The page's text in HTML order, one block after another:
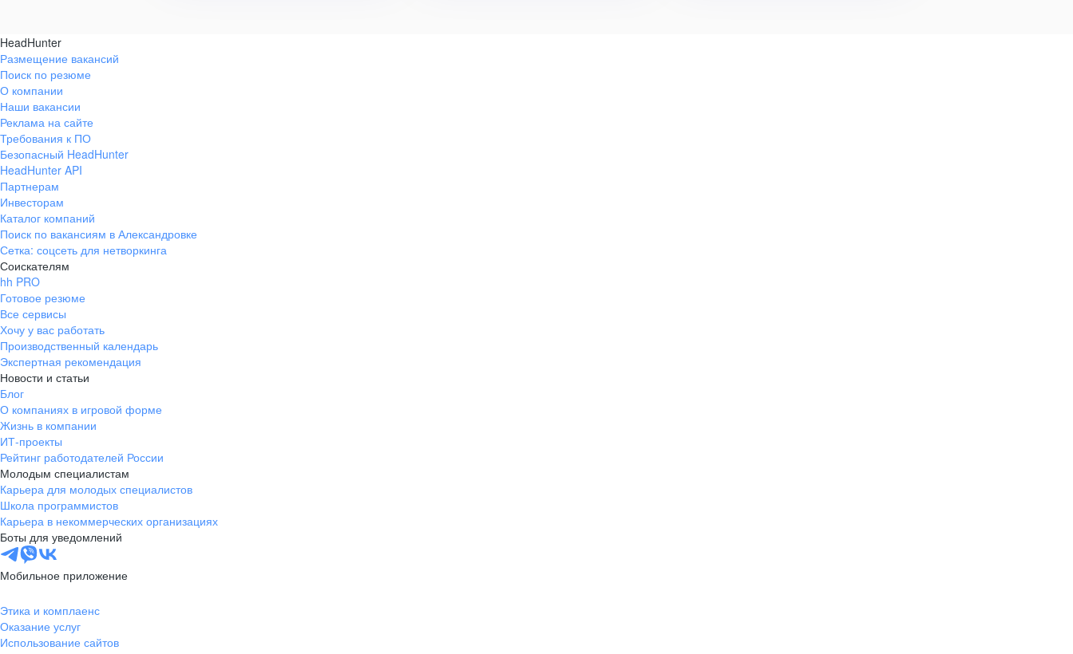
HeadHunter
Размещение вакансий
Поиск по резюме
О компании
Наши вакансии
Реклама на сайте
Требования к ПО
Безопасный HeadHunter
HeadHunter API
Партнерам
Инвесторам
Каталог компаний
Поиск по вакансиям в Александровке
Сетка: соцсеть для нетворкинга
Соискателям
hh PRO
Готовое резюме
Все сервисы
Хочу у вас работать
Производственный календарь
Экспертная рекомендация
Новости и статьи
Блог
О компаниях в игровой форме
Жизнь в компании
ИТ-проекты
Рейтинг работодателей России
Молодым специалистам
Карьера для молодых специалистов
Школа программистов
Карьера в некоммерческих организациях
Боты для уведомлений
Мобильное приложение
Этика и комплаенс
Оказание услуг
Использование сайтов